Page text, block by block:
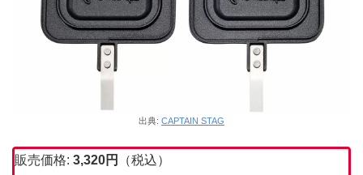
出典: CAPTAIN STAG
販売価格: 3,320円 （税込）